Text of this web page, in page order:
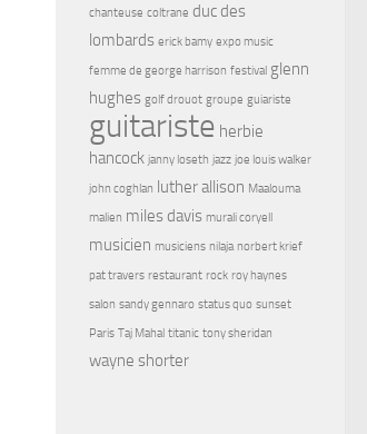
chanteuse coltrane duc des
lombards erick bamy expo music
femme de george harrison festival glenn
hughes golf drouot groupe guiariste
guitariste herbie
hancock janny loseth jazz joe louis walker
john coghlan luther allison Maalouma
malien miles davis murali coryell
musicien musiciens nilaja norbert krief
pat travers restaurant rock roy haynes
salon sandy gennaro status quo sunset
Paris Taj Mahal titanic tony sheridan
wayne shorter